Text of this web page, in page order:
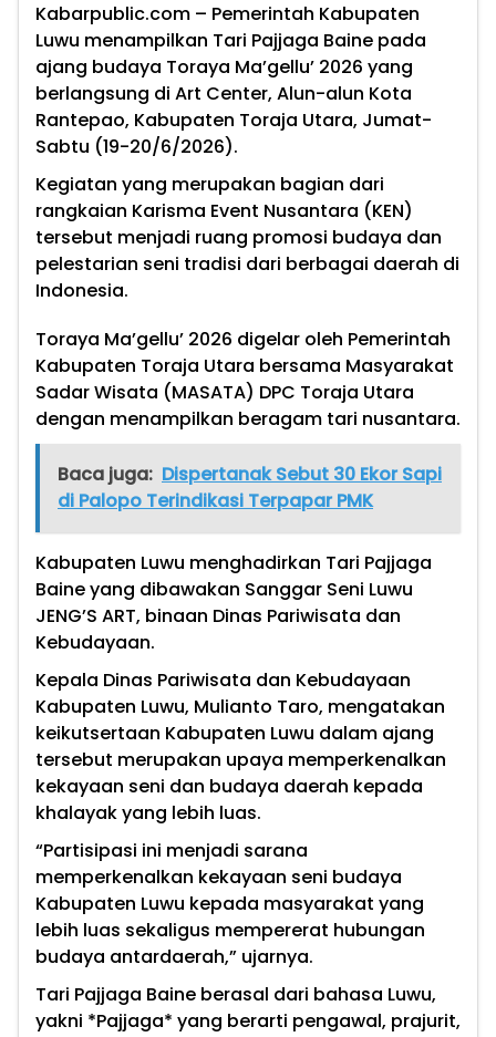
Kabarpublic.com – Pemerintah Kabupaten
Luwu menampilkan Tari Pajjaga Baine pada
ajang budaya Toraya Ma’gellu’ 2026 yang
berlangsung di Art Center, Alun-alun Kota
Rantepao, Kabupaten Toraja Utara, Jumat-
Sabtu (19-20/6/2026).
Kegiatan yang merupakan bagian dari
rangkaian Karisma Event Nusantara (KEN)
tersebut menjadi ruang promosi budaya dan
pelestarian seni tradisi dari berbagai daerah di
Indonesia.
Toraya Ma’gellu’ 2026 digelar oleh Pemerintah
Kabupaten Toraja Utara bersama Masyarakat
Sadar Wisata (MASATA) DPC Toraja Utara
dengan menampilkan beragam tari nusantara.
Baca juga: Dispertanak Sebut 30 Ekor Sapi
di Palopo Terindikasi Terpapar PMK
Kabupaten Luwu menghadirkan Tari Pajjaga
Baine yang dibawakan Sanggar Seni Luwu
JENG’S ART, binaan Dinas Pariwisata dan
Kebudayaan.
Kepala Dinas Pariwisata dan Kebudayaan
Kabupaten Luwu, Mulianto Taro, mengatakan
keikutsertaan Kabupaten Luwu dalam ajang
tersebut merupakan upaya memperkenalkan
kekayaan seni dan budaya daerah kepada
khalayak yang lebih luas.
“Partisipasi ini menjadi sarana
memperkenalkan kekayaan seni budaya
Kabupaten Luwu kepada masyarakat yang
lebih luas sekaligus mempererat hubungan
budaya antardaerah,” ujarnya.
Tari Pajjaga Baine berasal dari bahasa Luwu,
yakni *Pajjaga* yang berarti pengawal, prajurit,